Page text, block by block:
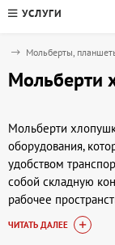
УСЛУГИ
Мольберты,
Мольберти
Мольберти
оборудования,
удобством
собой складную
рабочее
или учебном
акриловыми или
ЧИТАТЬ ДАЛЕЕ